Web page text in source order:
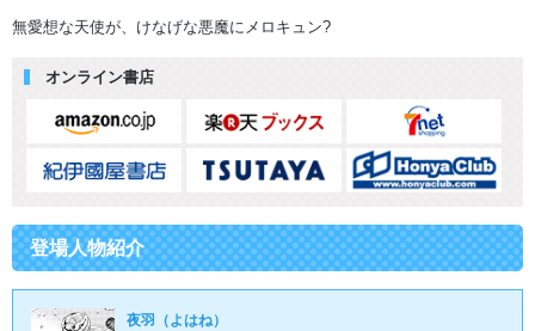
無愛想な天使が、けなげな悪魔にメロキュン?
オンライン書店
登場人物紹介
夜羽（よはね）